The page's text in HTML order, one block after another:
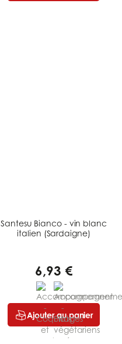
Santesu Bianco - vin blanc
italien (Sardaigne)
6,93 €
Ajouter au panier